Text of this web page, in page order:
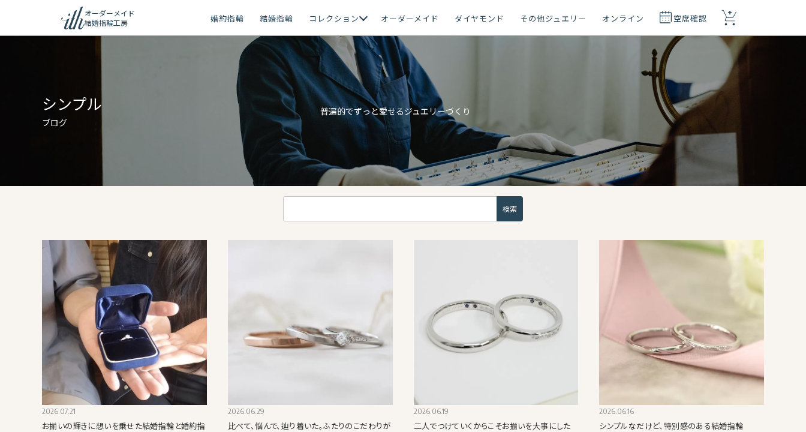
オーダーメイド
結婚指輪工房
婚約指輪 結婚指輪 コレクション オーダーメイド ダイヤモンド その他ジュエリー オンライン 空席確認
+
ブログ
シンプル 普遍的でずっと愛せるジュエリーづくり
2026.07.21
お揃いの輝きに想いを乗せた結婚指輪と婚約指
2026.06.29
比べて、悩んで、辿り着いた。ふたりのこだわりが
2026.06.19
二人でつけていくからこそお揃いを大事にした
2026.06.16
シンプルなだけど、特別感のある結婚指輪